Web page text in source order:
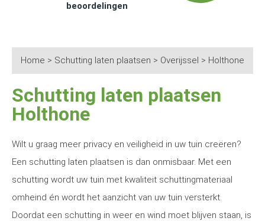
beoordelingen
Home > Schutting laten plaatsen > Overijssel > Holthone
Schutting laten plaatsen
Holthone
Wilt u graag meer privacy en veiligheid in uw tuin creëren?
Een schutting laten plaatsen is dan onmisbaar. Met een
schutting wordt uw tuin met kwaliteit schuttingmateriaal
omheind én wordt het aanzicht van uw tuin versterkt.
Doordat een schutting in weer en wind moet blijven staan, is